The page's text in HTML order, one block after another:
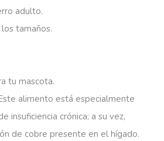
adulto.
tamaños.
tu mascota.
alimento está especialmente
insuficiencia crónica; a su vez,
de cobre presente en el hígado.